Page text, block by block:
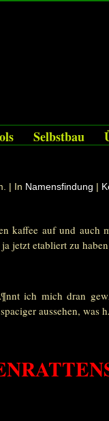
Selbstbau
| In Namensfindung
kaffee auf und auch
jetzt etabliert zu
ich mich dran
aussehen, was